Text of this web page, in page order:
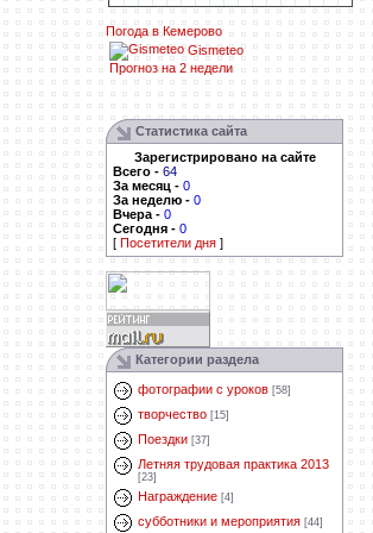
Погода в Кемерово
Gismeteo
Прогноз на 2 недели
Статистика сайта
Зарегистрировано на сайте
Всего - 64
За месяц - 0
За неделю - 0
Вчера - 0
Сегодня - 0
[ Посетители дня ]
Категории раздела
фотографии с уроков [58]
творчество [15]
Поездки [37]
Летняя трудовая практика 2013
[23]
Награждение [4]
субботники и мероприятия [44]